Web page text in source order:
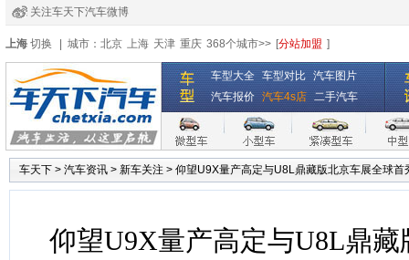
关注车天下汽车微博
经销商登录
注册 全国4s店
上海 切换 城市： 北京 上海 天津 重庆 368个城市>> [分站加盟 ]
车型大全 车型对比 汽车图片
汽车报价 汽车4s店 二手汽车
车天下 > 汽车资讯 > 新车关注 > 仰望U9X量产高定与U8L鼎藏版北京车展全球首
仰望U9X量产高定与U8L鼎藏